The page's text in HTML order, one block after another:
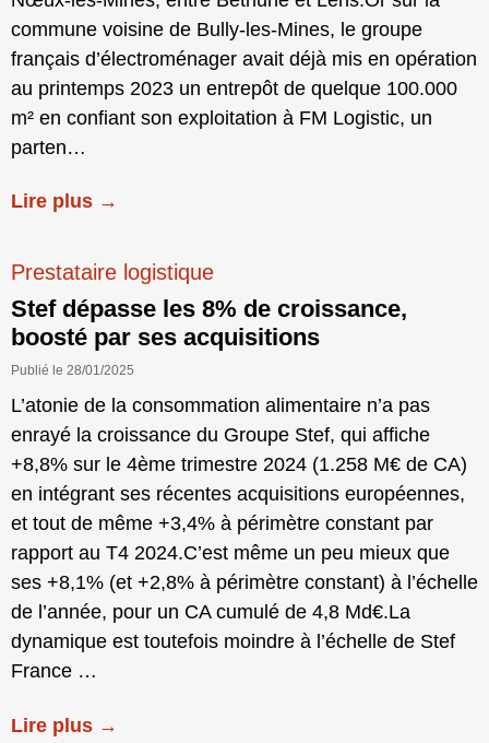
commune voisine de Bully-les-Mines, le groupe
français d’électroménager avait déjà mis en opération
au printemps 2023 un entrepôt de quelque 100.000
m² en confiant son exploitation à FM Logistic, un
parten…
Lire plus →
Prestataire logistique
Stef dépasse les 8% de croissance,
boosté par ses acquisitions
Publié le 28/01/2025
L’atonie de la consommation alimentaire n’a pas
enrayé la croissance du Groupe Stef, qui affiche
+8,8% sur le 4ème trimestre 2024 (1.258 M€ de CA)
en intégrant ses récentes acquisitions européennes,
et tout de même +3,4% à périmètre constant par
rapport au T4 2024.C’est même un peu mieux que
ses +8,1% (et +2,8% à périmètre constant) à l’échelle
de l’année, pour un CA cumulé de 4,8 Md€.La
dynamique est toutefois moindre à l’échelle de Stef
France …
Lire plus →